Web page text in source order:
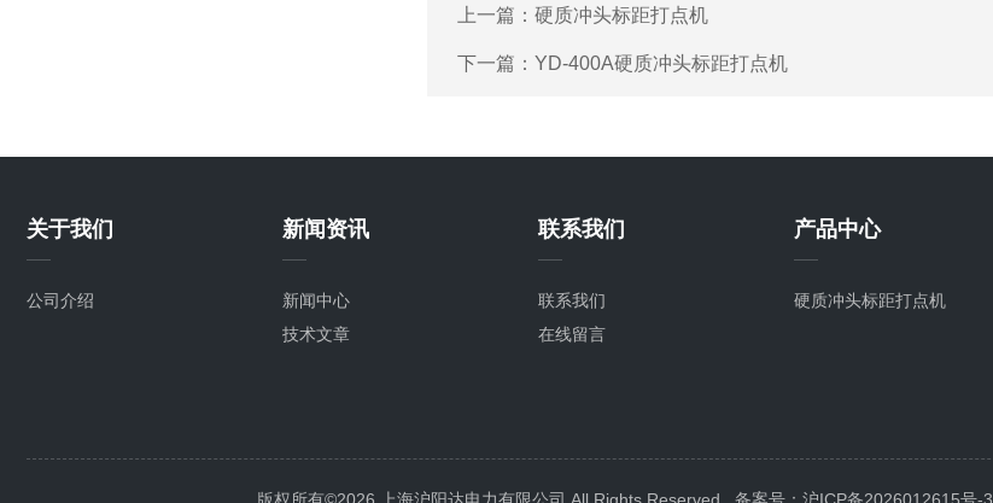
上一篇： 硬质冲头标距打点机
下一篇： YD-400A硬质冲头标距打点机
关于我们
公司介绍
新闻资讯
新闻中心
技术文章
联系我们
联系我们
在线留言
产品中心
硬质冲头标距打点机